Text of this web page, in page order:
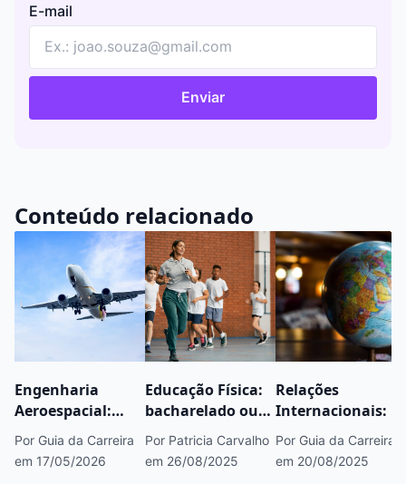
E-mail
Enviar
Conteúdo relacionado
Engenharia
Aeroespacial:
saiba tudo sobre
esse curso
Por Guia da Carreira
em 17/05/2026
Educação Física:
bacharelado ou
licenciatura?
Entenda as
diferenças
Por Patricia Carvalho
em 26/08/2025
Relações
Internacionais: o
que é, mercado,
áreas e onde
estudar
Por Guia da Carreira
em 20/08/2025